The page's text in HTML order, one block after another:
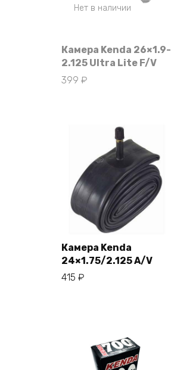
Нет в наличии
Камера Kenda 26×1.9-
2.125 Ultra Lite F/V
399 ₽
Камера Kenda
24×1.75/2.125 A/V
415 ₽